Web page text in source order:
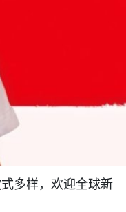
多样，欢迎全球新